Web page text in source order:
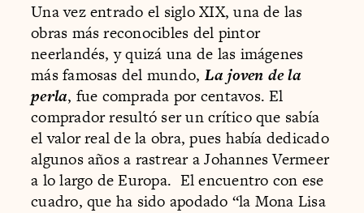
Una vez entrado el siglo XIX, una de las
obras más reconocibles del pintor
neerlandés, y quizá una de las imágenes
más famosas del mundo, La joven de la
perla, fue comprada por centavos. El
comprador resultó ser un crítico que sabía
el valor real de la obra, pues había dedicado
algunos años a rastrear a Johannes Vermeer
a lo largo de Europa. El encuentro con ese
cuadro, que ha sido apodado “la Mona Lisa